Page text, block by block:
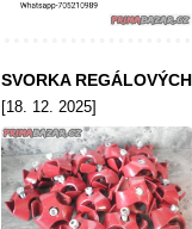
SVORKA
[18. 12. 2025]